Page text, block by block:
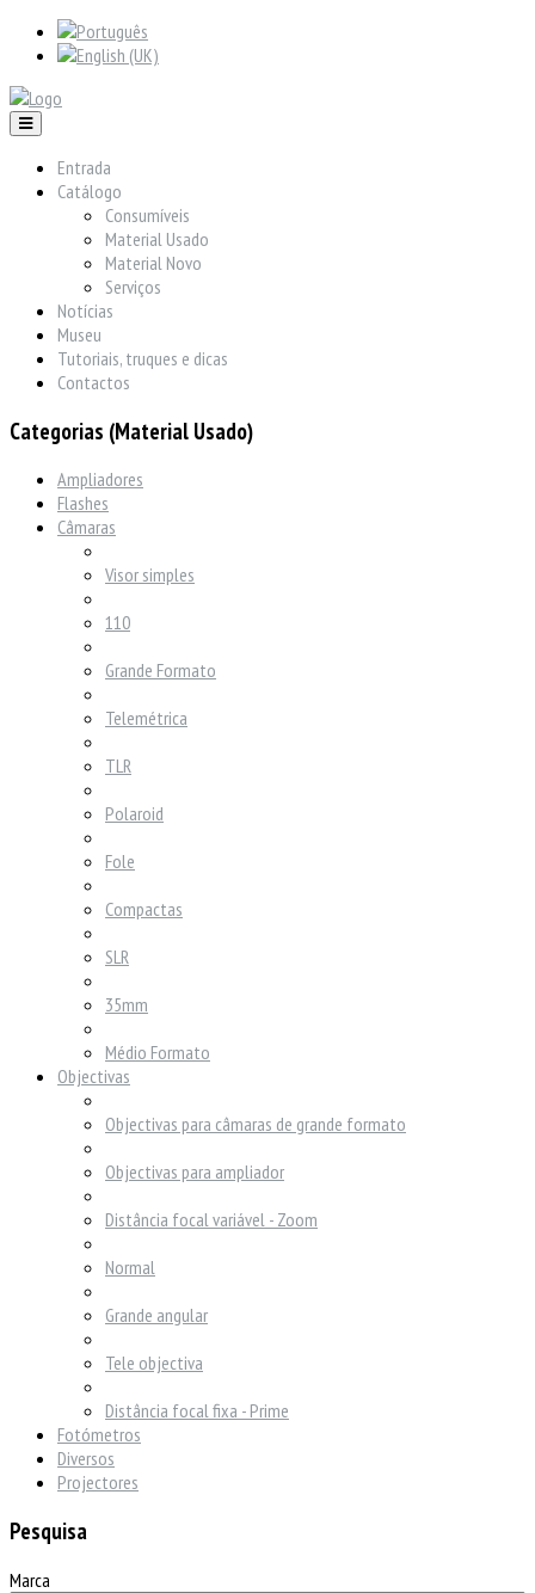
Entrada
Catálogo
Consumíveis
Material Usado
Material Novo
Serviços
Notícias
Museu
Tutoriais, truques e dicas
Contactos
Categorias (Material Usado)
Ampliadores
Flashes
Câmaras
Visor simples
110
Grande Formato
Telemétrica
TLR
Polaroid
Fole
Compactas
SLR
35mm
Médio Formato
Objectivas
Objectivas para câmaras de grande formato
Objectivas para ampliador
Distância focal variável - Zoom
Normal
Grande angular
Tele objectiva
Distância focal fixa - Prime
Fotómetros
Diversos
Projectores
Pesquisa
Marca